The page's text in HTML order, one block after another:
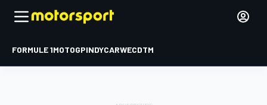
FORMULE 1MOTOGPINDYCARWECDTM